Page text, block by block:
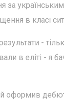
за
в класі
-
в еліті - я